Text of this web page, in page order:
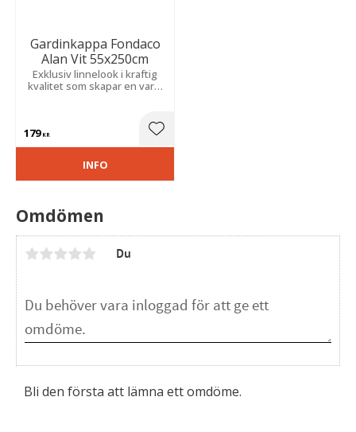
Omdömen
Du
Bli den första att lämna ett omdöme.
Gardinkappa Fondaco
Alan Vit 55x250cm
Exklusiv linnelook i kraftig
kvalitet som skapar en varm
179KR Lägg till i favoriter
INFO